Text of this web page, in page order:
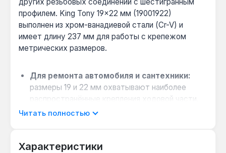
профилем. King Tony 19×22 мм (19001922)
выполнен из хром-ванадиевой стали (Cr-V) и
имеет длину 237 мм для работы с крепежом
метрических размеров.
Для ремонта автомобиля и сантехники:
размеры 19 и 22 мм охватывают наиболее
распространённые крепления ходовой части,
двигателя и трубопроводов — не нужно искать
головки наклонены на 15° относительно
Читать полностью
Характеристики